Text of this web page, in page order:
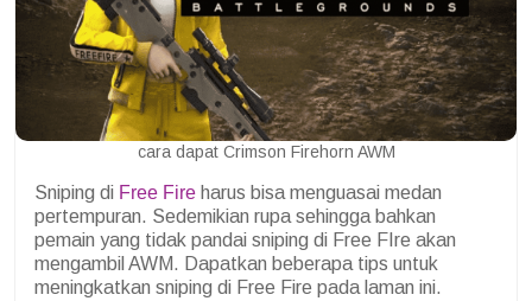
cara dapat Crimson Firehorn AWM
Sniping di Free Fire harus bisa menguasai medan
pertempuran. Sedemikian rupa sehingga bahkan
pemain yang tidak pandai sniping di Free FIre akan
mengambil AWM. Dapatkan beberapa tips untuk
meningkatkan sniping di Free Fire pada laman ini.